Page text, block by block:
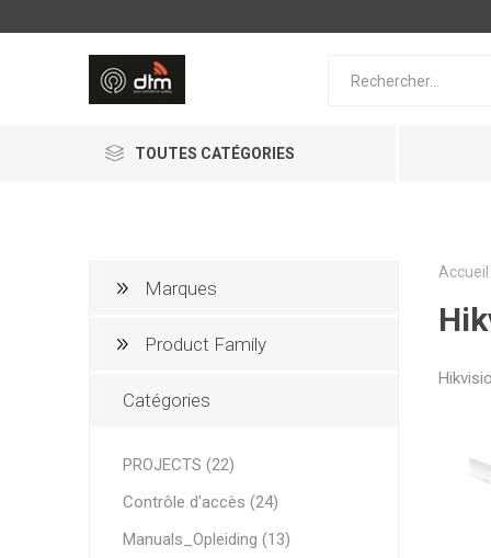
TOUTES CATÉGORIES
PHERA
Accueil
Marques
Product Family
Catégories
PROJECTS (22)
Contrôle d'accès (24)
Manuals_Opleiding (13)